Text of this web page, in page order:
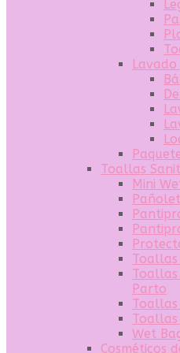
Lavado
Toallas
Mini
Parto
Toallas
Wet
Cosméticos